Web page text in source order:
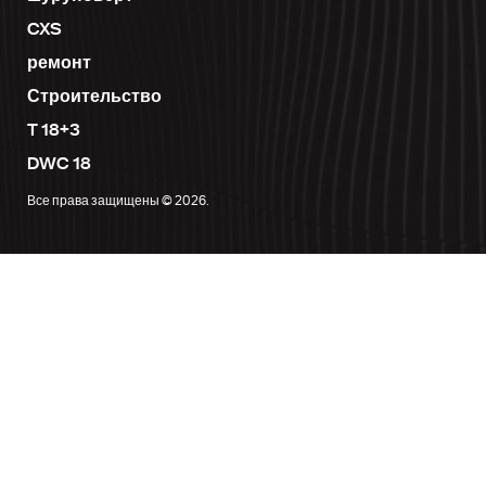
CXS
ремонт
Строительство
T 18+3
DWC 18
Все права защищены © 2026.